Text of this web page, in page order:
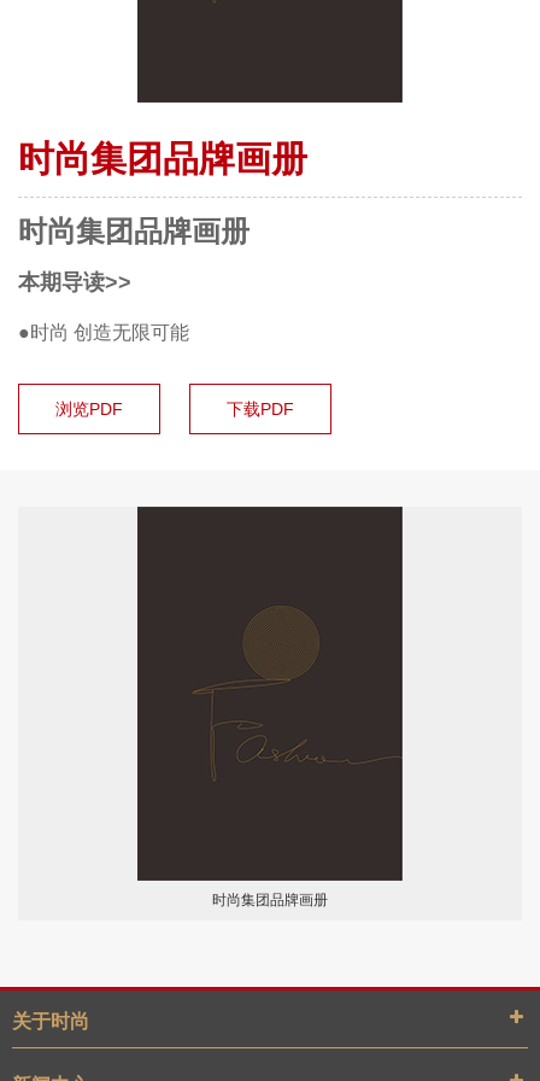
时尚集团品牌画册
时尚集团品牌画册
本期导读>>
●时尚 创造无限可能
浏览PDF 下载PDF
时尚集团品牌画册
关于时尚